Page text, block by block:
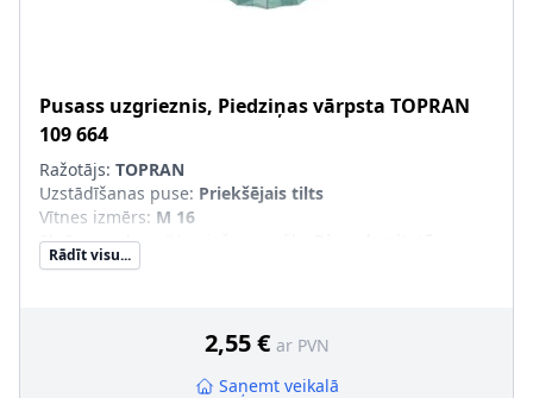
Pusass uzgrieznis, Piedziņas vārpsta TOPRAN
109 664
Ražotājs: TOPRAN
Uzstādīšanas puse: Priekšējais tilts
Vītnes izmērs: M 16
Skrūves galvas-/Uzgriežņa profils
Virsma:cinkots
1,5
Rādīt visu...
2,55 € ar PVN
Saņemt veikalā